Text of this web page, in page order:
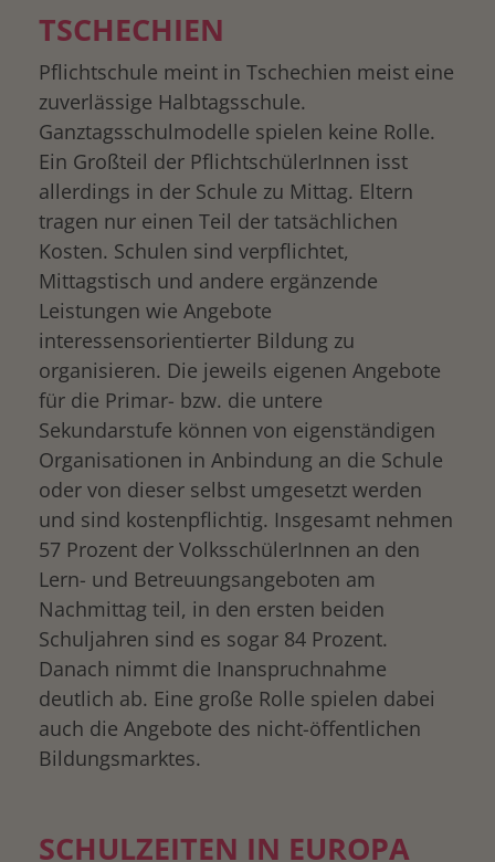
TSCHECHIEN
Pflichtschule meint in Tschechien meist eine
zuverlässige Halbtagsschule.
Ganztagsschulmodelle spielen keine Rolle.
Ein Großteil der PflichtschülerInnen isst
allerdings in der Schule zu Mittag. Eltern
tragen nur einen Teil der tatsächlichen
Kosten. Schulen sind verpflichtet,
Mittagstisch und andere ergänzende
Leistungen wie Angebote
interessensorientierter Bildung zu
organisieren. Die jeweils eigenen Angebote
für die Primar- bzw. die untere
Sekundarstufe können von eigenständigen
Organisationen in Anbindung an die Schule
oder von dieser selbst umgesetzt werden
und sind kostenpflichtig. Insgesamt nehmen
57 Prozent der VolksschülerInnen an den
Lern- und Betreuungsangeboten am
Nachmittag teil, in den ersten beiden
Schuljahren sind es sogar 84 Prozent.
Danach nimmt die Inanspruchnahme
deutlich ab. Eine große Rolle spielen dabei
auch die Angebote des nicht-öffentlichen
Bildungsmarktes.
SCHULZEITEN IN EUROPA